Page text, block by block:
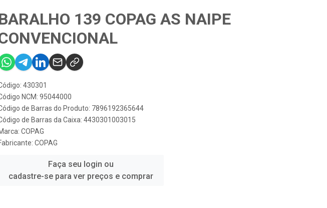
139 COPAG AS NAIPE
430301
NCM: 95044000
de Barras do Produto: 7896192365644
de Barras da Caixa: 4430301003015
COPAG
COPAG
Faça seu login ou
cadastre-se para ver preços e comprar